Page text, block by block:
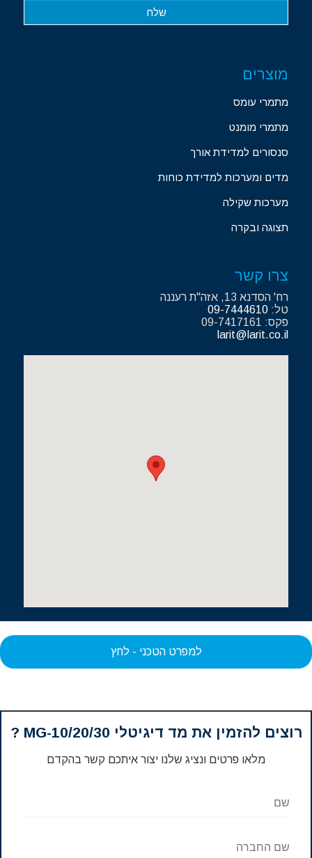
מוצרים
מתמרי עומס
מתמרי מומנט
סנסורים למדידת אורך
מדים ומערכות למדידת כוחות
מערכות שקילה
תצוגה ובקרה
צרו קשר
רח' הסדנא 13, אזה"ת רעננה
טל: 09-7444610
פקס: 09-7417161
larit@larit.co.il
למפרט הטכני - לחץ
רוצים להזמין את מד דיגיטלי MG-10/20/30 ?
מלאו פרטים ונציג שלנו יצור איתכם קשר בהקדם